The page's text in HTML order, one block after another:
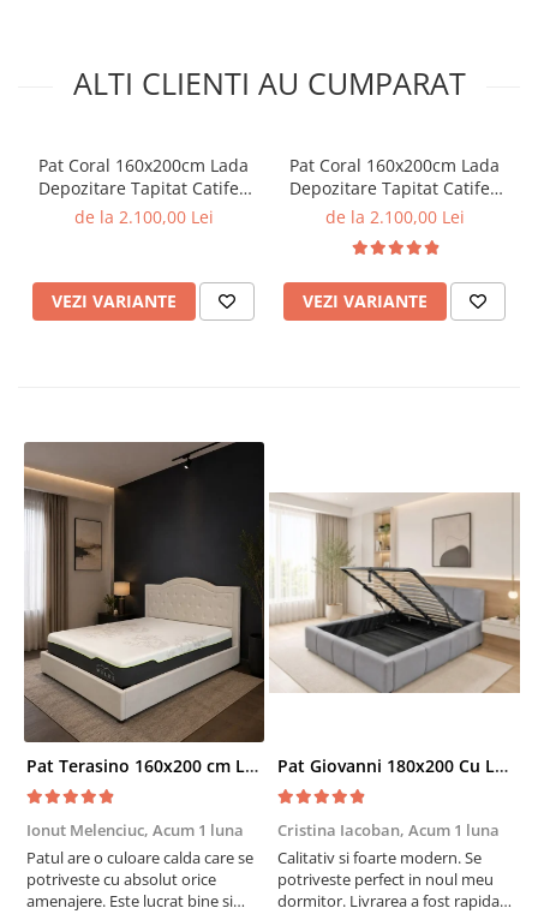
ALTI CLIENTI AU CUMPARAT
Pat Coral 160x200cm Lada
Depozitare Tapitat Catifea
Gri Somiera Inclusa ( ML
de la 2.100,00 Lei
VEZI VARIANTE
Pat Coral 160x200cm Lada
Depozitare Tapitat Catifea
bej Somiera Inclusa ( ML
de la 2.100,00 Lei
VEZI VARIANTE
Pat Terasino 160x200 cm Lada Depozitare Tapitat Stofa Bej Somiera Inclusa
Ionut Melenciuc, Acum 1 luna
Patul are o culoare calda care se
potriveste cu absolut orice
amenajere. Este lucrat bine si
Pat Giovanni 180x200 Cu Lada De Depozitare Tapitat Catifea Gri Somiera Inclusa
Cristina Iacoban, Acum 1 luna
Calitativ si foarte modern. Se
potriveste perfect in noul meu
dormitor. Livrarea a fost rapida